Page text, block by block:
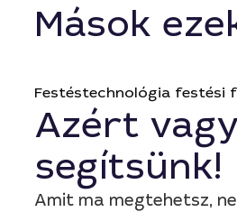
Mások
Festéstechnológia festési
Azért
segítsünk!
Amit ma megtehetsz,